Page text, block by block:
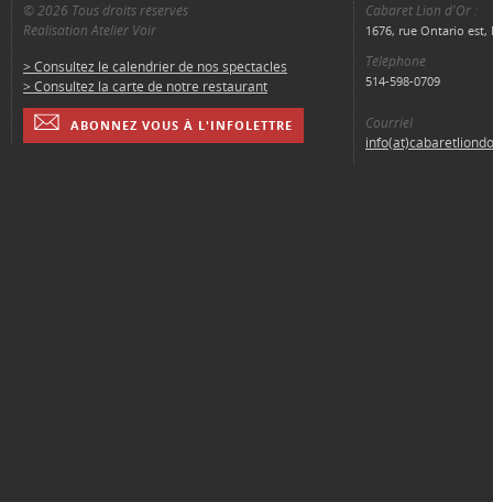
© 2026 Tous droits réservés
Réalisation Atelier Voir
> Consultez le calendrier de nos spectacles
> Consultez la carte de notre restaurant
ABONNEZ VOUS À L'INFOLETTRE
Cabaret Lion d'Or :
1676, rue Ontario est,
Téléphone
514-598-0709
Courriel